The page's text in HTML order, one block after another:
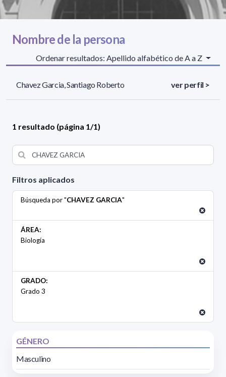
Filtros aplicados
Búsqueda por "CHAVEZ GARCIA"
ÁREA:
Biología
GRADO:
Grado 3
GÉNERO
Masculino
Nombre de la persona
Ordenar resultados: Apellido alfabético de A a Z
Chavez Garcia, Santiago Roberto ver perfil >
1 resultado (página 1/1)